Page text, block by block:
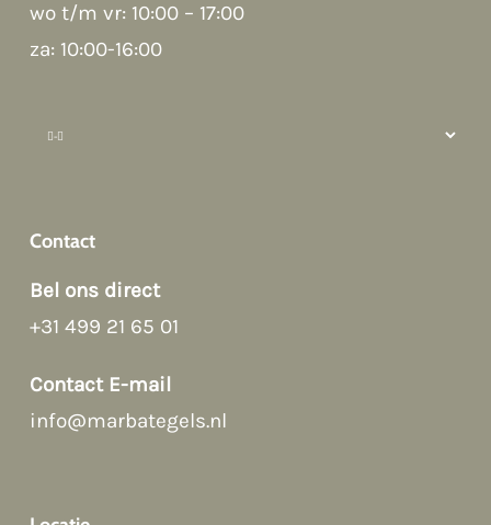
wo t/m vr: 10:00 – 17:00
za: 10:00-16:00
Contact
Bel ons direct
+31 499 21 65 01
Contact E-mail
info@marbategels.nl
Hoi! Kunnen we ergens bij helpen?
How can we help?
Contact Form